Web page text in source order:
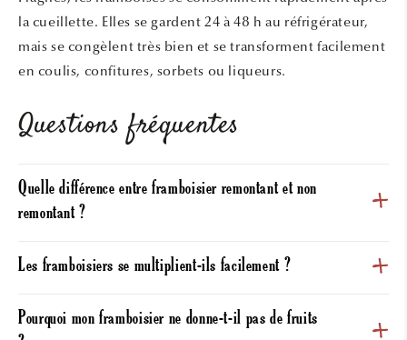
la cueillette. Elles se gardent 24 à 48 h au réfrigérateur,
mais se congèlent très bien et se transforment facilement
en coulis, confitures, sorbets ou liqueurs.
Questions fréquentes
Quelle différence entre framboisier remontant et non
remontant ?
Les framboisiers se multiplient-ils facilement ?
Pourquoi mon framboisier ne donne-t-il pas de fruits